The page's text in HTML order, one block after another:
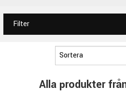
Filter
Alla produkter